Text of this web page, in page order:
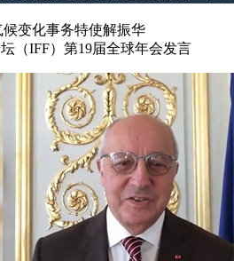
候变化事务特使解振华
（IFF）第19届全球年会发言